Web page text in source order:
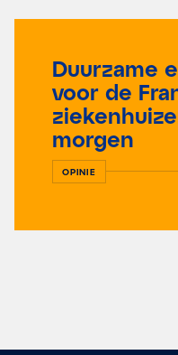
Duurzame
voor de
morgen
OPINIE